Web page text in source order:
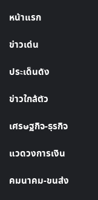
หน้าแรก
ข่าวเด่น
ประเด็นดัง
ข่าวใกล้ตัว
เศรษฐกิจ-ธุรกิจ
แวดวงการเงิน
คมนาคม-ขนส่ง